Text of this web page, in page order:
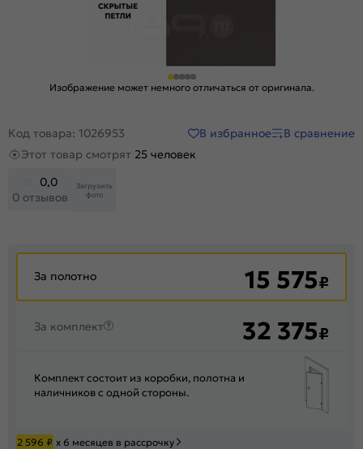
Изображение может немного отличаться от оригинала.
Код товара: 1026953 В избранное
В сравнение
Этот товар смотрят 25 человек
0,0
0 отзывов
Загрузить
фото
За полотно 15 575₽
За комплект 32 375₽
Комплект состоит из коробки, полотна и
наличников с одной стороны.
2 596 ₽ х 6 месяцев в рассрочку